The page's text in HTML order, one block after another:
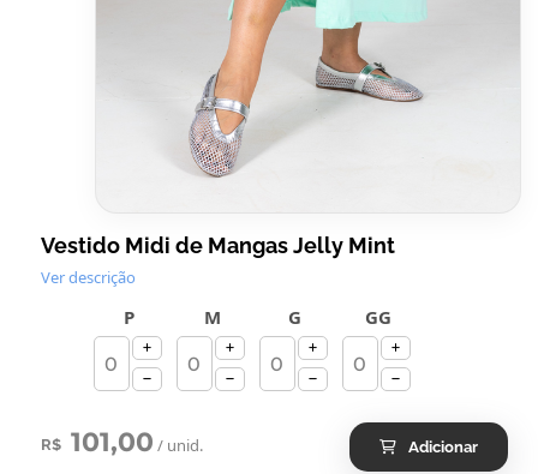
Vestido Midi de Mangas Jelly Mint
Ver descrição
P M G GG
R$ 101,00 / unid. Adicionar